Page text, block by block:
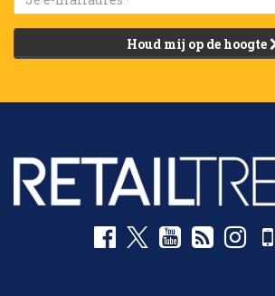
Houd mij op de hoogte